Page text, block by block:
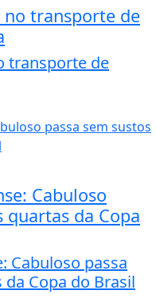
transporte de
transporte de
Cabuloso
quartas da Copa
Cabuloso passa
Copa do Brasil